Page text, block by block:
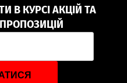
В КУРСІ АКЦІЙ ТА